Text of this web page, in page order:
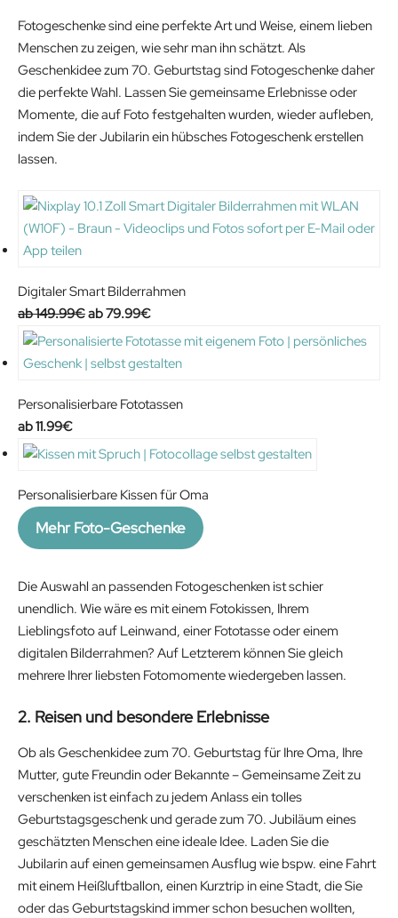
Fotogeschenke sind eine perfekte Art und Weise, einem lieben
Menschen zu zeigen, wie sehr man ihn schätzt. Als
Geschenkidee zum 70. Geburtstag sind Fotogeschenke daher
die perfekte Wahl. Lassen Sie gemeinsame Erlebnisse oder
Momente, die auf Foto festgehalten wurden, wieder aufleben,
indem Sie der Jubilarin ein hübsches Fotogeschenk erstellen
lassen.
Digitaler Smart Bilderrahmen
149.99€O
r
i
a
p
i
e
w
a
s
:
4
.
9
9
€
.
79.99€C
u
r
e
t
r
c
i
s
:
7
9
9
€
.
Personalisierbare Fototassen
11.99€
Personalisierbare Kissen für Oma
Mehr Foto-Geschenke
Die Auswahl an passenden Fotogeschenken ist schier
unendlich. Wie wäre es mit einem Fotokissen, Ihrem
Lieblingsfoto auf Leinwand, einer Fototasse oder einem
digitalen Bilderrahmen? Auf Letzterem können Sie gleich
mehrere Ihrer liebsten Fotomomente wiedergeben lassen.
2. Reisen und besondere Erlebnisse
Ob als Geschenkidee zum 70. Geburtstag für Ihre Oma, Ihre
Mutter, gute Freundin oder Bekannte – Gemeinsame Zeit zu
verschenken ist einfach zu jedem Anlass ein tolles
Geburtstagsgeschenk und gerade zum 70. Jubiläum eines
geschätzten Menschen eine ideale Idee. Laden Sie die
Jubilarin auf einen gemeinsamen Ausflug wie bspw. eine Fahrt
mit einem Heißluftballon, einen Kurztrip in eine Stadt, die Sie
oder das Geburtstagskind immer schon besuchen wollten,